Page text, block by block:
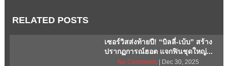
RELATED POSTS
เซอร์วิสส่งท้ายปี! “บิลลี่-เบ้บ” สร้าง
ปรากฏการณ์ฮอต แจกฟินชุดใหญ่...
No Comments | Dec 30, 2025